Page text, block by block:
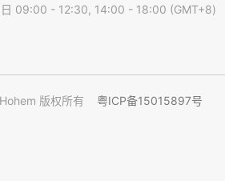
日 09:00 - 12:30, 14:00 - 18:00 (GMT+8)
版权所有 粤ICP备15015897号